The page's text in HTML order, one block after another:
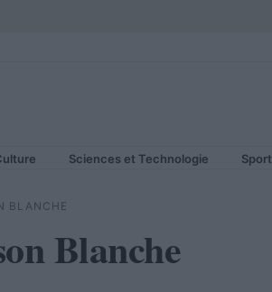
Sciences et Technologie Sport
BLANCHE
Blanche